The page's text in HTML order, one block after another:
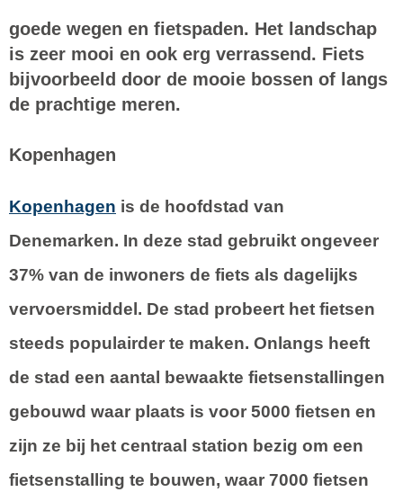
goede wegen en fietspaden. Het landschap
is zeer mooi en ook erg verrassend. Fiets
bijvoorbeeld door de mooie bossen of langs
de prachtige meren.
Kopenhagen
Kopenhagen is de hoofdstad van
Denemarken. In deze stad gebruikt ongeveer
37% van de inwoners de fiets als dagelijks
vervoersmiddel. De stad probeert het fietsen
steeds populairder te maken. Onlangs heeft
de stad een aantal bewaakte fietsenstallingen
gebouwd waar plaats is voor 5000 fietsen en
zijn ze bij het centraal station bezig om een
fietsenstalling te bouwen, waar 7000 fietsen